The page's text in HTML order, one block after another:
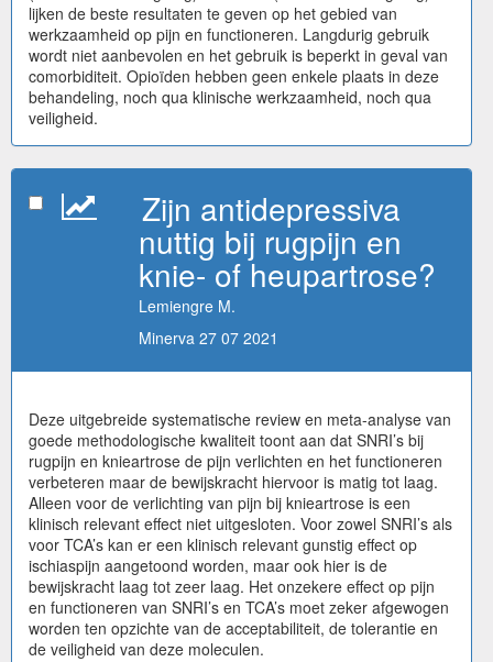
lijken de beste resultaten te geven op het gebied van
werkzaamheid op pijn en functioneren. Langdurig gebruik
wordt niet aanbevolen en het gebruik is beperkt in geval van
comorbiditeit. Opioïden hebben geen enkele plaats in deze
behandeling, noch qua klinische werkzaamheid, noch qua
veiligheid.
Zijn antidepressiva
nuttig bij rugpijn en
knie- of heupartrose?
Lemiengre M.
Minerva 27 07 2021
Deze uitgebreide systematische review en meta-analyse van
goede methodologische kwaliteit toont aan dat SNRI’s bij
rugpijn en knieartrose de pijn verlichten en het functioneren
verbeteren maar de bewijskracht hiervoor is matig tot laag.
Alleen voor de verlichting van pijn bij knieartrose is een
klinisch relevant effect niet uitgesloten. Voor zowel SNRI’s als
voor TCA’s kan er een klinisch relevant gunstig effect op
ischiaspijn aangetoond worden, maar ook hier is de
bewijskracht laag tot zeer laag. Het onzekere effect op pijn
en functioneren van SNRI’s en TCA’s moet zeker afgewogen
worden ten opzichte van de acceptabiliteit, de tolerantie en
de veiligheid van deze moleculen.